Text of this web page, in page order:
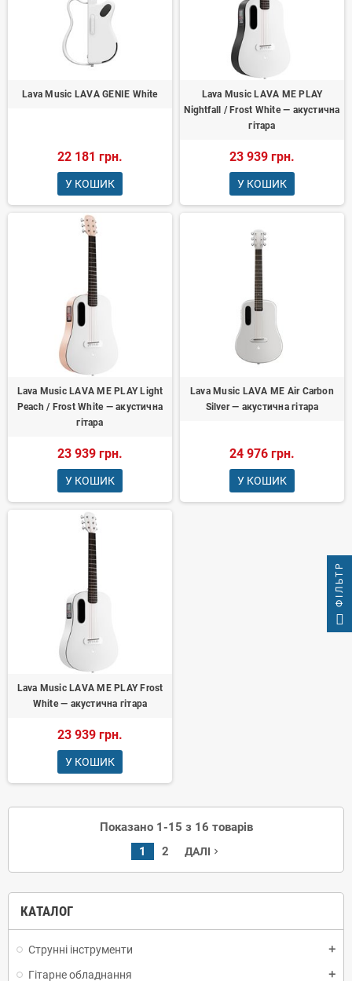
КАТАЛОГ
Струнні інструменти add
Гітарне обладнання add
Lava Music LAVA GENIE White
22 181 грн.
У КОШИК
Lava Music LAVA ME PLAY
Nightfall / Frost White — акустична
гітара
23 939 грн.
У КОШИК
Lava Music LAVA ME PLAY Light
Peach / Frost White — акустична
гітара
23 939 грн.
У КОШИК
Lava Music LAVA ME Air Carbon
Silver — акустична гітара
24 976 грн.
У КОШИК
Lava Music LAVA ME PLAY Frost
White — акустична гітара
23 939 грн.
У КОШИК
Показано 1-15 з 16 товарів
1
2 ДАЛІ navigate_next
ФІЛЬТР